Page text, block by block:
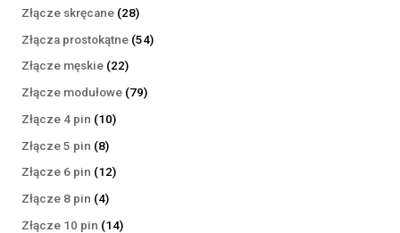
Złącze skręcane 2828
produktów
Złącza prostokątne 5454
Złącze męskie 2222
produkty
Złącze modułowe 7979
Złącze 4 pin 1010
Złącze 5 pin 88
produktów
Złącze 6 pin 1212
Złącze 8 pin 44
produkty
Złącze 10 pin 1414